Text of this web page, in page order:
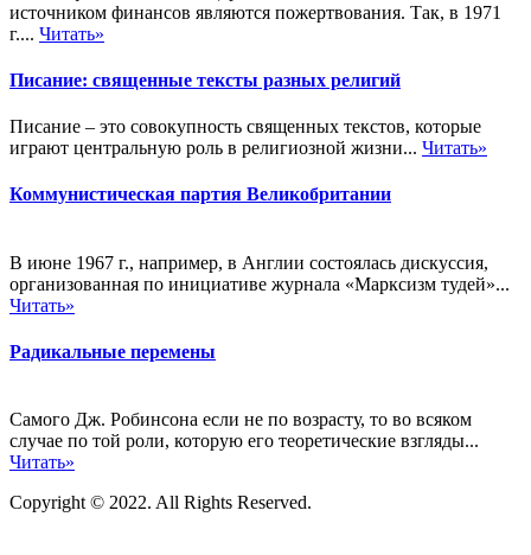
источником финансов являются пожертвования. Так, в 1971
г.... Читать»
Писание: священные тексты разных религий
Писание – это совокупность священных текстов, которые
играют центральную роль в религиозной жизни... Читать»
Коммунистическая партия Великобритании
В июне 1967 г., например, в Англии состоялась дискуссия,
организованная по инициативе журнала «Марксизм тудей»...
Читать»
Радикальные перемены
Самого Дж. Робинсона если не по возрасту, то во всяком
случае по той роли, которую его теоретические взгляды...
Читать»
Copyright © 2022. All Rights Reserved.